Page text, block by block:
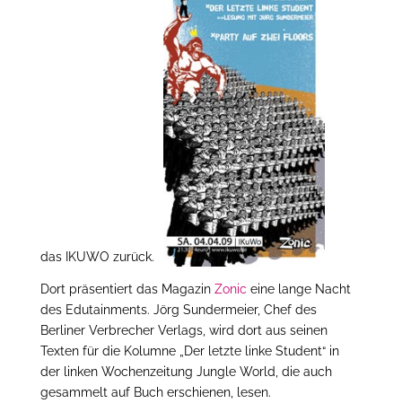
das IKUWO zurück.
Dort präsentiert das Magazin Zonic eine lange Nacht
des Edutainments. Jörg Sundermeier, Chef des
Berliner Verbrecher Verlags, wird dort aus seinen
Texten für die Kolumne „Der letzte linke Student“ in
der linken Wochenzeitung Jungle World, die auch
gesammelt auf Buch erschienen, lesen.